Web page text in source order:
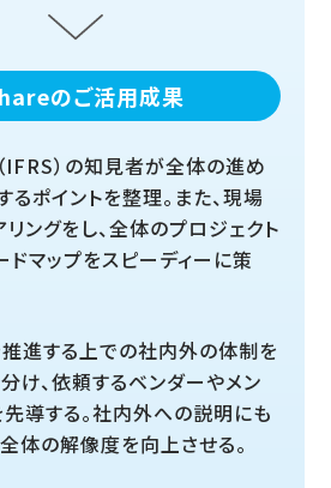
のご活用成果
IFRS）の知見者が全体の進め
るポイントを整理。また、現場
ングをし、全体のプロジェクト
マップをスピーディーに策
推進する上での社内外の体制を
け、依頼するベンダーやメン
導する。社内外への説明にも
体の解像度を向上させる。